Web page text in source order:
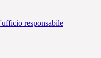
responsabile